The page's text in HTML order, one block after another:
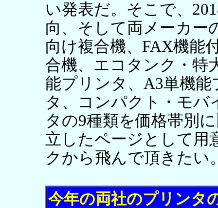
い発表だ。そこで、
向、そして両メーカー
向け複合機、FAX機能
合機、エコタンク・特
能プリンタ、A3単機
タ、コンパクト・モバ
タの9種類を価格帯別
立したページとして用
クから飛んで頂きたい
今年の両社のプリンタ